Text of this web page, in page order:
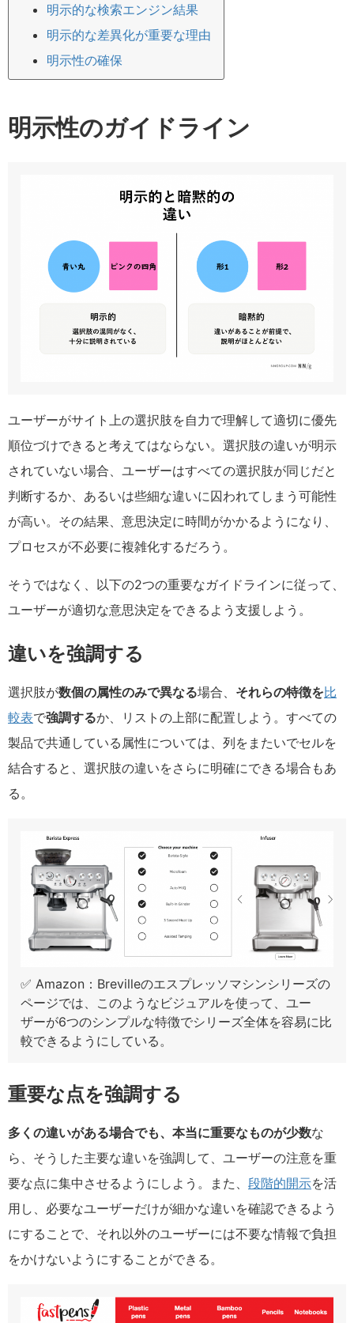
明示的な検索エンジン結果
明示的な差異化が重要な理由
明示性の確保
明示性のガイドライン
ユーザーがサイト上の選択肢を自力で理解して適切に優先
順位づけできると考えてはならない。選択肢の違いが明示
されていない場合、ユーザーはすべての選択肢が同じだと
判断するか、あるいは些細な違いに囚われてしまう可能性
が高い。その結果、意思決定に時間がかかるようになり、
プロセスが不必要に複雑化するだろう。
そうではなく、以下の2つの重要なガイドラインに従って、
ユーザーが適切な意思決定をできるよう支援しよう。
違いを強調する
選択肢が数個の属性のみで異なる場合、 それらの特徴を比
較表で強調するか、リストの上部に配置しよう。すべての
製品で共通している属性については、列をまたいでセルを
結合すると、選択肢の違いをさらに明確にできる場合もあ
る。
✅ Amazon：Brevilleのエスプレッソマシンシリーズの
ページでは、このようなビジュアルを使って、ユー
ザーが6つのシンプルな特徴でシリーズ全体を容易に比
較できるようにしている。
重要な点を強調する
多くの違いがある場合でも、本当に重要なものが少数な
ら、そうした主要な違いを強調して、ユーザーの注意を重
要な点に集中させるようにしよう。また、 段階的開示を活
用し、必要なユーザーだけが細かな違いを確認できるよう
にすることで、それ以外のユーザーには不要な情報で負担
をかけないようにすることができる。